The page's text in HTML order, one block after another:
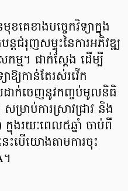
គេខាងបច្ចេកវិទ្យាក្នុង
ជំរុញសម្ទុះនៃការអភិវឌ្ឍ
ម្ម។ ជាក់ស្តែង ដើម្បី
ឱ្យកាន់តែរស់រវើក
ដាក់ចេញនូវកញ្ចប់មូលនិធិ
ម្រាប់ការស្រាវជ្រាវ និង
នុងរយៈពេល៥ឆ្នាំ ចាប់ពី
បើយោងតាមការចុះ